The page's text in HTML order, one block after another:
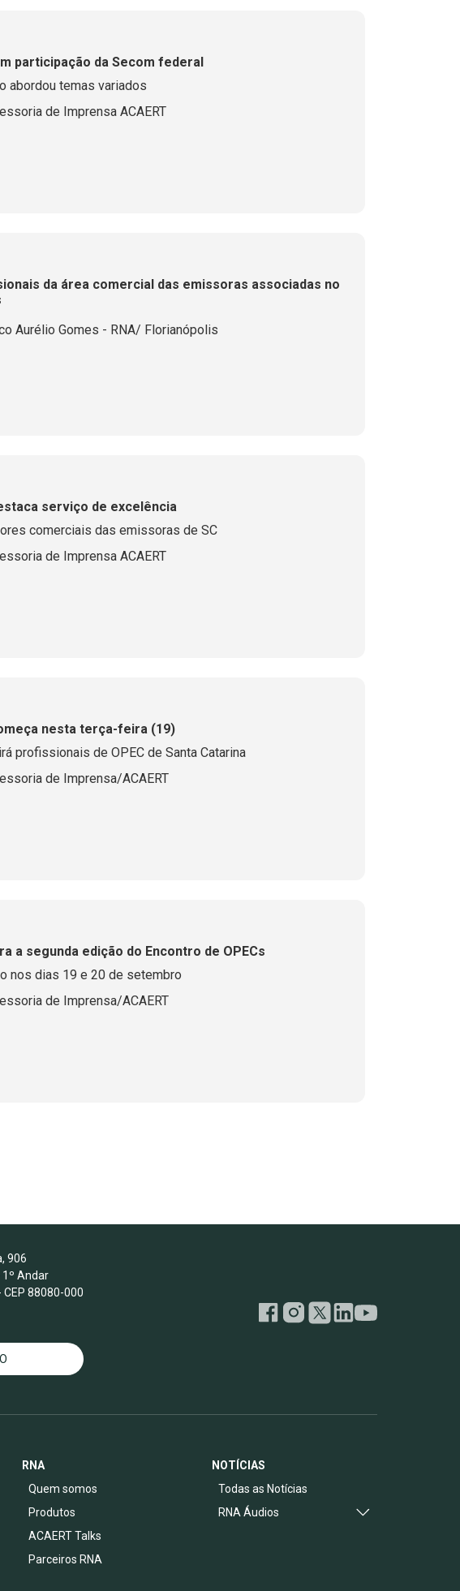
participação da Secom federal
abordou temas variados
de Imprensa ACAERT
da área comercial das emissoras associadas no
Aurélio Gomes - RNA/ Florianópolis
serviço de excelência
comerciais das emissoras de SC
de Imprensa ACAERT
nesta terça-feira (19)
profissionais de OPEC de Santa Catarina
de Imprensa/ACAERT
a segunda edição do Encontro de OPECs
ACAERT promove evento nos dias 19 e 20 de setembro
de Imprensa/ACAERT
906
Andar
88080-000
RNA
Quem somos
Produtos
ACAERT Talks
Parceiros RNA
NOTÍCIAS
Todas as Notícias
RNA Áudios